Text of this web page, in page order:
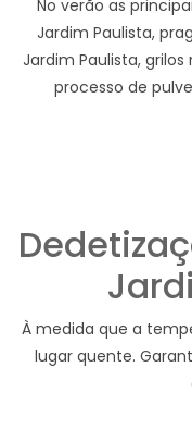
No verão as
Jardim Paulista,
Jardim Paulista,
processo de
À medida que a
lugar quente.